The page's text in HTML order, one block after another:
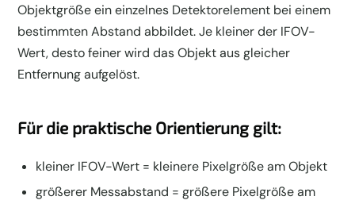
Objektgröße ein einzelnes Detektorelement bei einem
bestimmten Abstand abbildet. Je kleiner der IFOV-
Wert, desto feiner wird das Objekt aus gleicher
Entfernung aufgelöst.
Für die praktische Orientierung gilt:
kleiner IFOV-Wert = kleinere Pixelgröße am Objekt
größerer Messabstand = größere Pixelgröße am